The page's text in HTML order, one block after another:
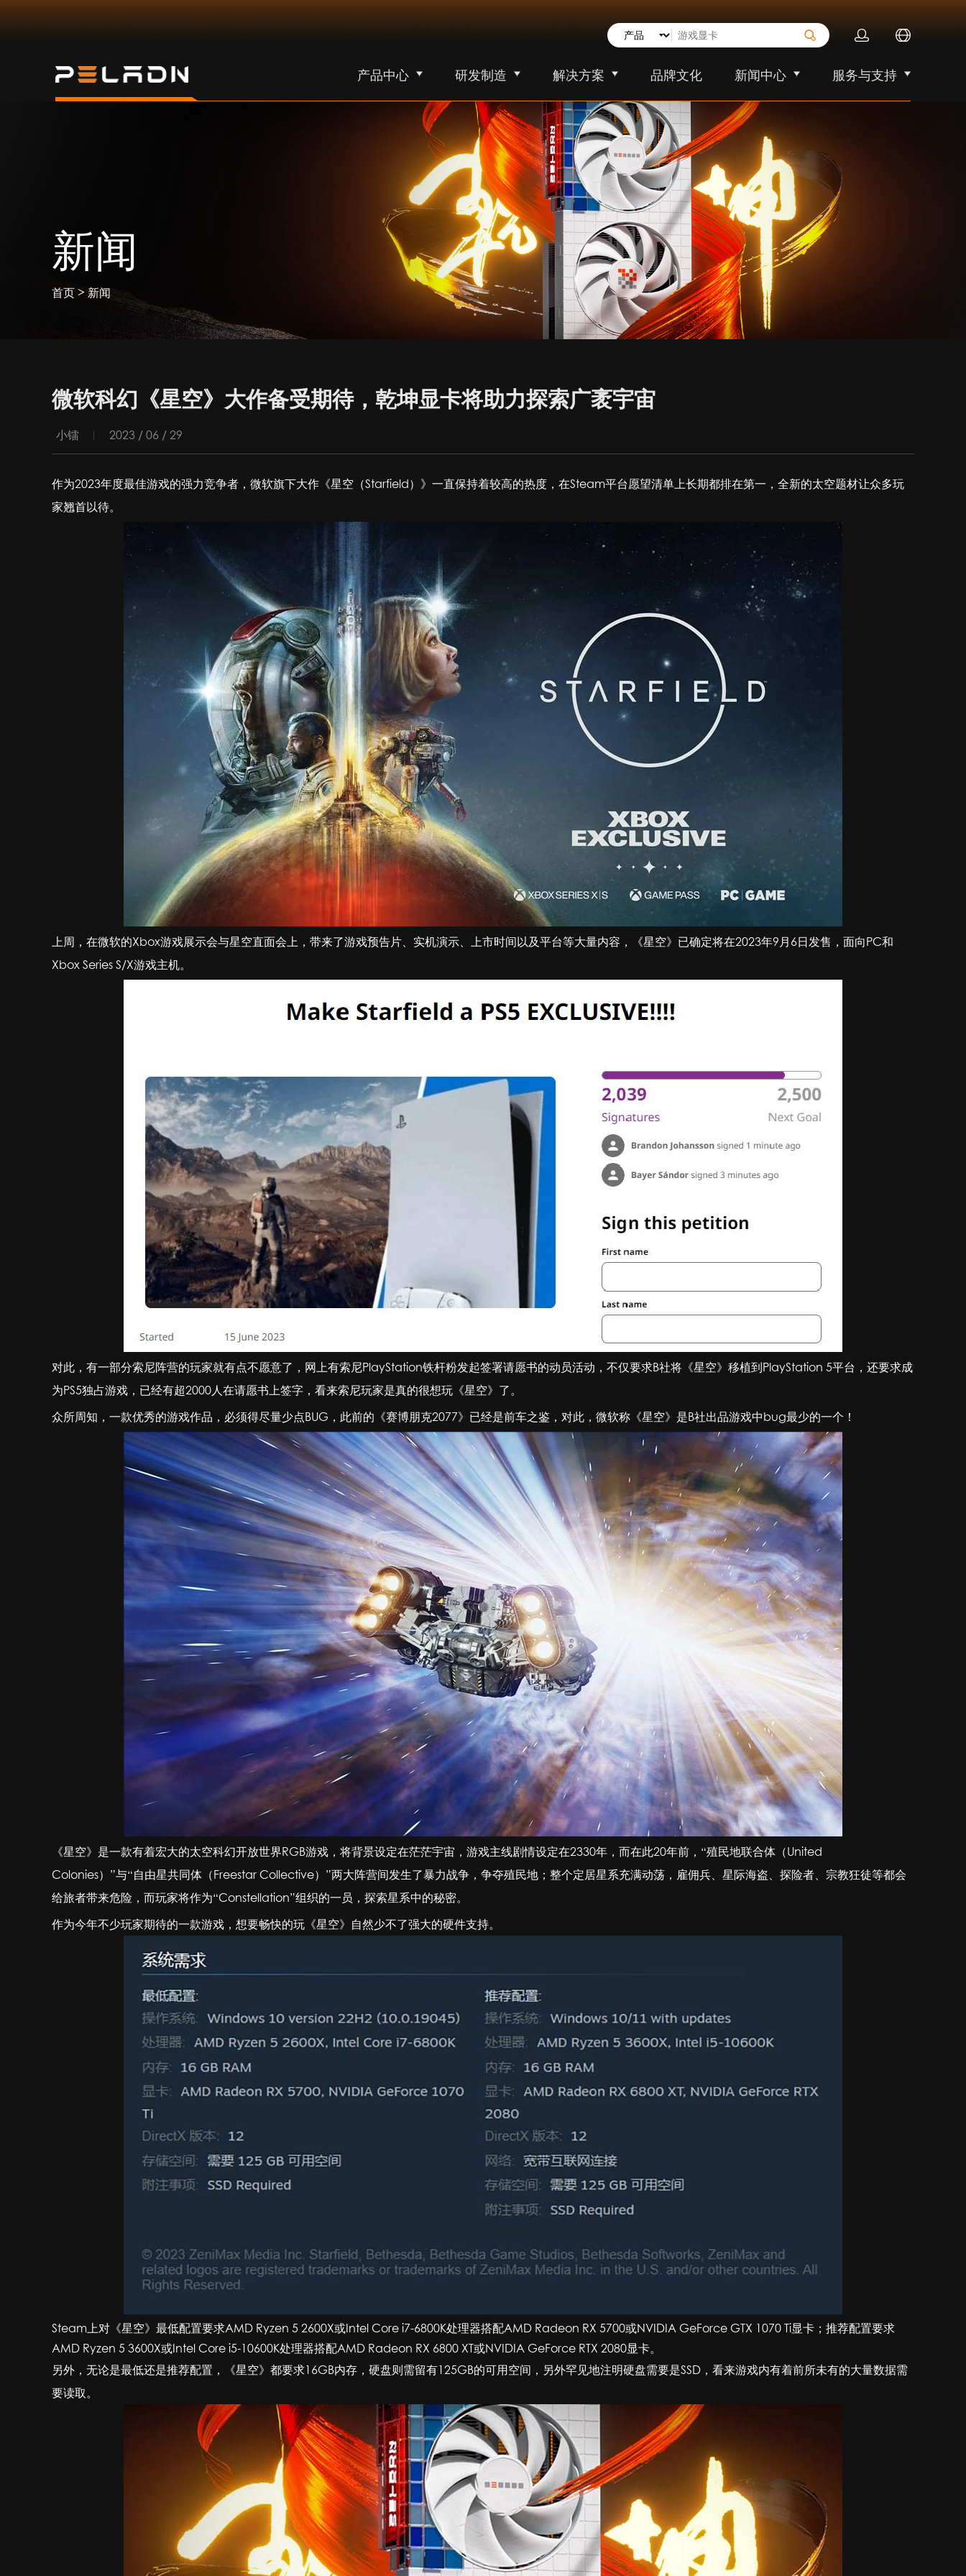
产品中心 研发制造 解决方案 品牌文化 新闻中心 服务与支持
新闻
首页 > 新闻
微软科幻《星空》大作备受期待，乾坤显卡将助力探索广袤宇宙
小镭 2023 / 06 / 29
作为2023年度最佳游戏的强力竞争者，微软旗下大作《星空（Starfield）》一直保持着较高的热度，在Steam平台愿望清单上长期都排在第一，全新的太空题材让众多玩
家翘首以待。
上周，在微软的Xbox游戏展示会与星空直面会上，带来了游戏预告片、实机演示、上市时间以及平台等大量内容，《星空》已确定将在2023年9月6日发售，面向PC和
Xbox Series S/X游戏主机。
对此，有一部分索尼阵营的玩家就有点不愿意了，网上有索尼PlayStation铁杆粉发起签署请愿书的动员活动，不仅要求B社将《星空》移植到PlayStation 5平台，还要求成
为PS5独占游戏，已经有超2000人在请愿书上签字，看来索尼玩家是真的很想玩《星空》了。
众所周知，一款优秀的游戏作品，必须得尽量少点BUG，此前的《赛博朋克2077》已经是前车之鉴，对此，微软称《星空》是B社出品游戏中bug最少的一个！
《星空》是一款有着宏大的太空科幻开放世界RGB游戏，将背景设定在茫茫宇宙，游戏主线剧情设定在2330年，而在此20年前，“殖民地联合体（United
Colonies）”与“自由星共同体（Freestar Collective）”两大阵营间发生了暴力战争，争夺殖民地；整个定居星系充满动荡，雇佣兵、星际海盗、探险者、宗教狂徒等都会
给旅者带来危险，而玩家将作为“Constellation”组织的一员，探索星系中的秘密。
作为今年不少玩家期待的一款游戏，想要畅快的玩《星空》自然少不了强大的硬件支持。
Steam上对《星空》最低配置要求AMD Ryzen 5 2600X或Intel Core i7-6800K处理器搭配AMD Radeon RX 5700或NVIDIA GeForce GTX 1070 Ti显卡；推荐配置要求
AMD Ryzen 5 3600X或Intel Core i5-10600K处理器搭配AMD Radeon RX 6800 XT或NVIDIA GeForce RTX 2080显卡。
另外，无论是最低还是推荐配置，《星空》都要求16GB内存，硬盘则需留有125GB的可用空间，另外罕见地注明硬盘需要是SSD，看来游戏内有着前所未有的大量数据需
要读取。